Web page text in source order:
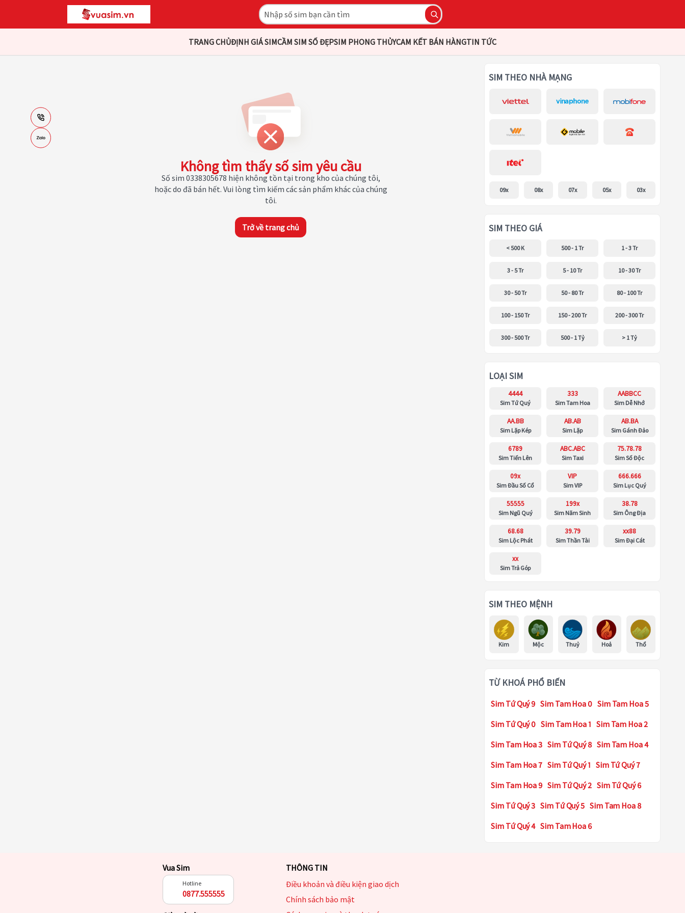
TRANG CHỦĐỊNH GIÁ SIMCẦM SIM SỐ ĐẸPSIM PHONG THỦYCAM KẾT BÁN HÀNGTIN TỨC
Không tìm thấy số sim yêu cầu
Số sim 0338305678 hiện không tồn tại trong kho của chúng tôi,
hoặc do đã bán hết. Vui lòng tìm kiếm các sản phẩm khác của chúng
tôi.
Trở về trang chủ
SIM THEO NHÀ MẠNG
09x 08x 07x 05x 03x
SIM THEO GIÁ
< 500 K 500 - 1 Tr 1 - 3 Tr
3 - 5 Tr 5 - 10 Tr 10 - 30 Tr
30 - 50 Tr 50 - 80 Tr 80 - 100 Tr
100 - 150 Tr 150 - 200 Tr 200 - 300 Tr
300 - 500 Tr 500 - 1 Tỷ > 1 Tỷ
LOẠI SIM
4444
Sim Tứ Quý
333
Sim Tam Hoa
AABBCC
Sim Dễ Nhớ
AA.BB
Sim Lặp Kép
AB.AB
Sim Lặp
AB.BA
Sim Gánh Đảo
6789
Sim Tiến Lên
ABC.ABC
Sim Taxi
75.78.78
Sim Số Độc
09x
Sim Đầu Số Cổ
VIP
Sim VIP
666.666
Sim Lục Quý
55555
Sim Ngũ Quý
199x
Sim Năm Sinh
38.78
Sim Ông Địa
68.68
Sim Lộc Phát
39.79
Sim Thần Tài
xx88
Sim Đại Cát
xx
Sim Trả Góp
SIM THEO MỆNH
Kim Mộc Thuỷ Hoả Thổ
TỪ KHOÁ PHỔ BIẾN
Sim Tứ Quý 9 Sim Tam Hoa 0 Sim Tam Hoa 5
Sim Tứ Quý 0 Sim Tam Hoa 1 Sim Tam Hoa 2
Sim Tam Hoa 3 Sim Tứ Quý 8 Sim Tam Hoa 4
Sim Tam Hoa 7 Sim Tứ Quý 1 Sim Tứ Quý 7
Sim Tam Hoa 9 Sim Tứ Quý 2 Sim Tứ Quý 6
Sim Tứ Quý 3 Sim Tứ Quý 5 Sim Tam Hoa 8
Sim Tứ Quý 4 Sim Tam Hoa 6
Vua Sim
Hotline
0877.555555
THÔNG TIN
Điều khoản và điều kiện giao dịch
Chính sách bảo mật